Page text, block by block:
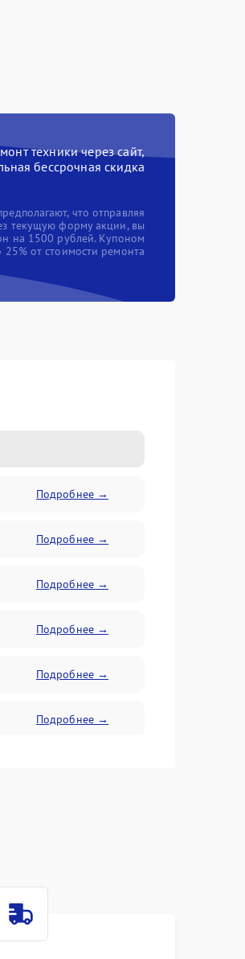
техники через сайт,
бессрочная скидка
что отправляя
текущую форму акции, вы
на 1500 рублей. Купоном
от стоимости ремонта
Подробнее →
Подробнее →
Подробнее →
Подробнее →
Подробнее →
Подробнее →